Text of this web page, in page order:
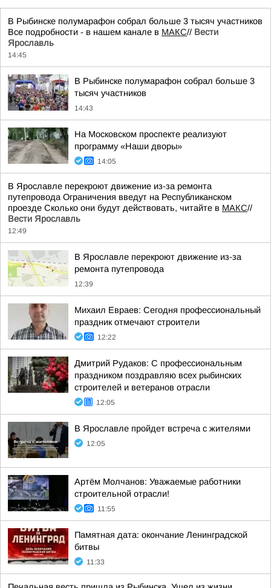
В Рыбинске полумарафон собрал больше 3 тысяч участников
Все подробности - в нашем канале в МАКС// Вести
Ярославль
14:45
В Рыбинске полумарафон собрал больше 3
тысяч участников
14:43
На Московском проспекте реализуют
программу «Наши дворы»
14:05
В Ярославле перекроют движение из-за ремонта
путепровода Ограничения введут на Республиканском
проезде Сколько они будут действовать, читайте в МАКС//
Вести Ярославль
12:49
В Ярославле перекроют движение из-за
ремонта путепровода
12:39
Михаил Евраев: Сегодня профессиональный
праздник отмечают строители
12:22
Дмитрий Рудаков: С профессиональным
праздником поздравляю всех рыбинских
строителей и ветеранов отрасли
12:05
В Ярославле пройдет встреча с жителями
12:05
Артём Молчанов: Уважаемые работники
строительной отрасли!
11:55
Памятная дата: окончание Ленинградской
битвы
11:33